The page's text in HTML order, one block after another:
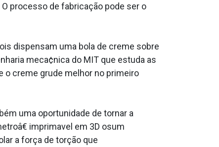
processo de fabricação pode ser o
dispensam uma bola de creme sobre
meca¢nica do MIT que estuda as
o creme grude melhor no primeiro
uma oportunidade de tornar a
imprima­vel em 3D osum
a força de torção que